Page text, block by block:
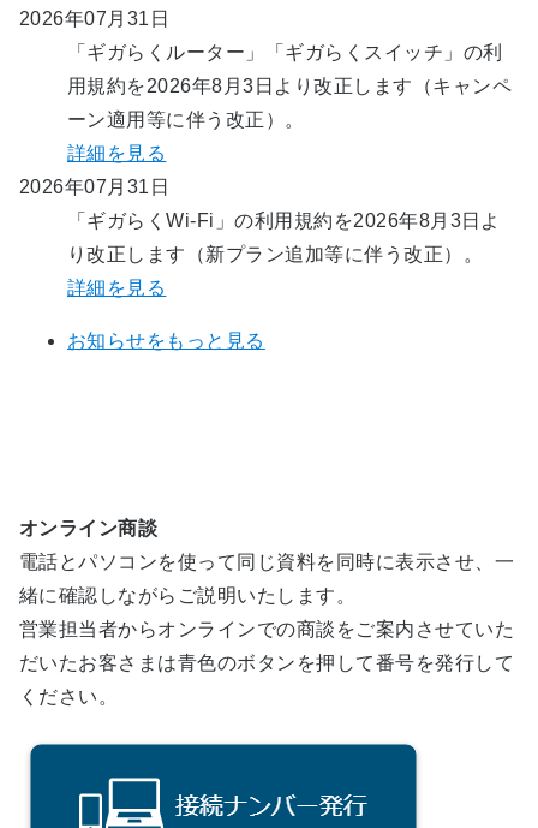
2026年07月31日
「ギガらくルーター」「ギガらくスイッチ」の利
用規約を2026年8月3日より改正します（キャンペ
ーン適用等に伴う改正）。
詳細を見る
2026年07月31日
「ギガらくWi-Fi」の利用規約を2026年8月3日よ
り改正します（新プラン追加等に伴う改正）。
詳細を見る
お知らせをもっと見る
オンライン商談
電話とパソコンを使って同じ資料を同時に表示させ、一
緒に確認しながらご説明いたします。
営業担当者からオンラインでの商談をご案内させていた
だいたお客さまは青色のボタンを押して番号を発行して
ください。